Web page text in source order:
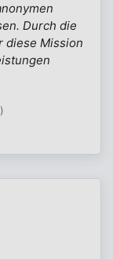
Durch die
diese Mission